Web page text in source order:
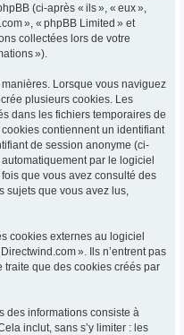
(ci-après « ils », « eux »,
», « phpBB Limited » et
collectées lors de votre
»).
Lorsque vous naviguez
plusieurs cookies. Les
dans les fichiers temporaires de
contiennent un identifiant
de session anonyme (ci-
par le logiciel
que vous avez consulté des
sujets que vous avez lus,
cookies externes au logiciel
». Ils n’entrent pas
que des cookies créés par
des informations consiste à
inclut, sans s’y limiter : les